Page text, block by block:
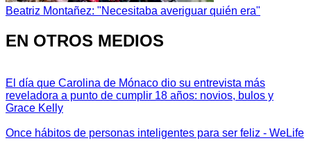
Beatriz Montañez: "Necesitaba averiguar quién era"
EN OTROS MEDIOS
El día que Carolina de Mónaco dio su entrevista más
reveladora a punto de cumplir 18 años: novios, bulos y
Grace Kelly
Once hábitos de personas inteligentes para ser feliz - WeLife